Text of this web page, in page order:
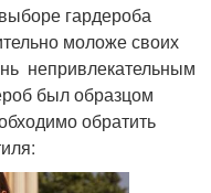
гардероба
моложе своих
непривлекательным
был образцом
обратить